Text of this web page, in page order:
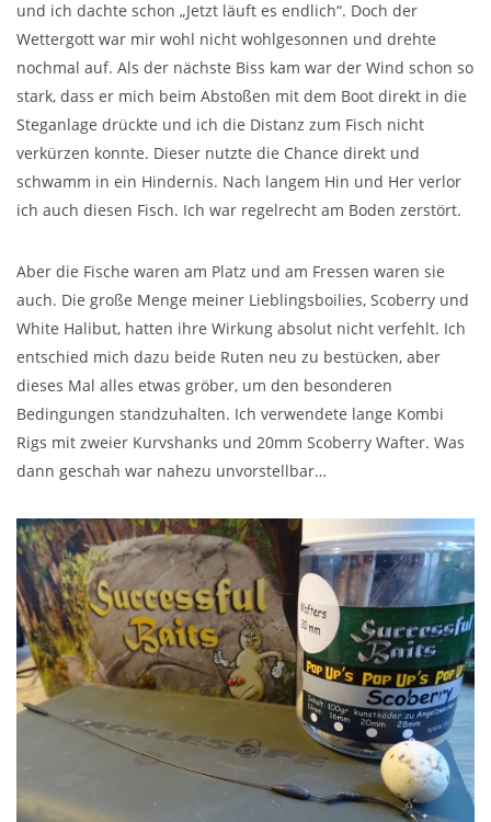
und ich dachte schon „Jetzt läuft es endlich“. Doch der
Wettergott war mir wohl nicht wohlgesonnen und drehte
nochmal auf. Als der nächste Biss kam war der Wind schon so
stark, dass er mich beim Abstoßen mit dem Boot direkt in die
Steganlage drückte und ich die Distanz zum Fisch nicht
verkürzen konnte. Dieser nutzte die Chance direkt und
schwamm in ein Hindernis. Nach langem Hin und Her verlor
ich auch diesen Fisch. Ich war regelrecht am Boden zerstört.
Aber die Fische waren am Platz und am Fressen waren sie
auch. Die große Menge meiner Lieblingsboilies, Scoberry und
White Halibut, hatten ihre Wirkung absolut nicht verfehlt. Ich
entschied mich dazu beide Ruten neu zu bestücken, aber
dieses Mal alles etwas gröber, um den besonderen
Bedingungen standzuhalten. Ich verwendete lange Kombi
Rigs mit zweier Kurvshanks und 20mm Scoberry Wafter. Was
dann geschah war nahezu unvorstellbar…